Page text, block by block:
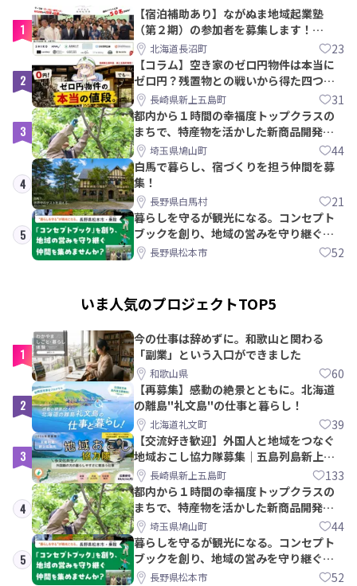
1
【宿泊補助あり】ながぬま地域起業塾
（第２期）の参加者を募集します！
【8/21〆】
北海道長沼町 23
2
【コラム】空き家のゼロ円物件は本当に
ゼロ円？残置物との戦いから得た四つの
教訓｜新上五島町
長崎県新上五島町 31
3
都内から１時間の幸福度トップクラスの
まちで、特産物を活かした新商品開発＆
PRメンバー募集！
埼玉県鳩山町 44
4
白馬で暮らし、宿づくりを担う仲間を募
集！
長野県白馬村 21
5
暮らしを守るが観光になる。コンセプト
ブックを創り、地域の営みを守り継ぐ仲
間を集めませんか？
長野県松本市 52
いま人気のプロジェクトTOP5
1
今の仕事は辞めずに。和歌山と関わる
「副業」という入口ができました
和歌山県 60
2
【再募集】感動の絶景とともに。北海道
の離島"礼文島"の仕事と暮らし！
北海道礼文町 39
3
【交流好き歓迎】外国人と地域をつなぐ
地域おこし協力隊募集｜五島列島新上五
島町長崎県新上五島町 133
4
都内から１時間の幸福度トップクラスの
まちで、特産物を活かした新商品開発＆
PRメンバー募集！
埼玉県鳩山町 44
5
暮らしを守るが観光になる。コンセプト
ブックを創り、地域の営みを守り継ぐ仲
間を集めませんか？
長野県松本市 52